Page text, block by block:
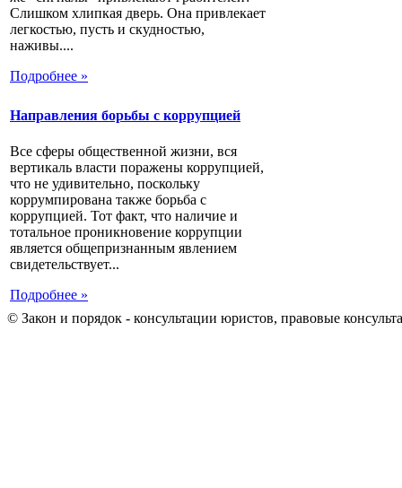
Слишком хлипкая дверь. Она привлекает
легкостью, пусть и скудностью,
наживы....
Подробнее »
Направления борьбы с коррупцией
Все сферы общественной жизни, вся
вертикаль власти поражены коррупцией,
что не удивительно, поскольку
коррумпирована также борьба с
коррупцией. Тот факт, что наличие и
тотальное проникновение коррупции
является общепризнанным явлением
свидетельствует...
Подробнее »
© Закон и порядок - консультации юристов, правовые